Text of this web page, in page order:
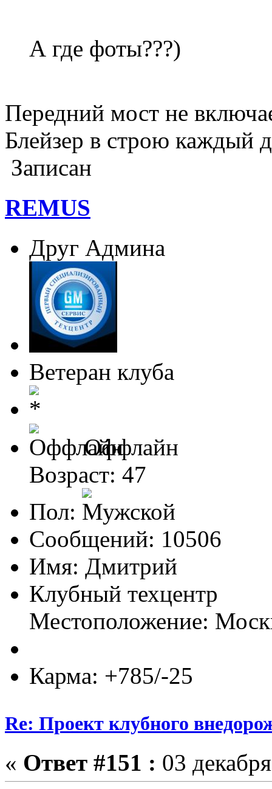
А где фоты???)
Передний мост не
Блейзер в строю каждый
Записан
REMUS
Друг Админа
Ветеран клуба
Оффлайн
Возраст: 47
Пол:
Сообщений: 10506
Имя: Дмитрий
Клубный техцентр
Местоположение:
Карма: +785/-25
Re: Проект клубного
« Ответ #151 : 03